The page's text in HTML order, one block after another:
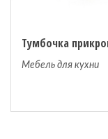
Мебель для кухни